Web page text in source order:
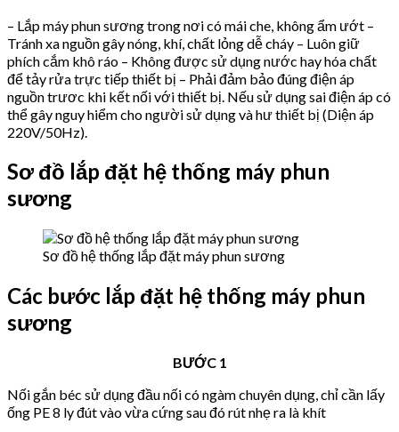
– Lắp máy phun sương trong nơi có mái che, không ẩm ướt –
Tránh xa nguồn gây nóng, khí, chất lỏng dễ cháy – Luôn giữ
phích cắm khô ráo – Không được sử dụng nước hay hóa chất
để tảy rửa trực tiếp thiết bị – Phải đảm bảo đúng điện áp
nguồn trươc khi kết nối với thiết bị. Nếu sử dụng sai điện áp có
thể gây nguy hiểm cho người sử dụng và hư thiết bị (Diện áp
220V/50Hz).
Sơ đồ lắp đặt hệ thống máy phun
sương
Sơ đồ hệ thống lắp đặt máy phun sương
Các bước lắp đặt hệ thống máy phun
sương
BƯỚC 1
Nối gắn béc sử dụng đầu nối có ngàm chuyên dụng, chỉ cần lấy
ống PE 8 ly đút vào vừa cứng sau đó rút nhẹ ra là khít